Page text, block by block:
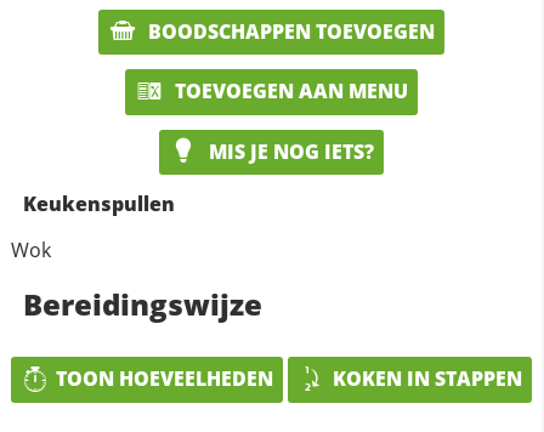
BOODSCHAPPEN TOEVOEGEN
TOEVOEGEN AAN MENU
MIS JE NOG IETS?
Keukenspullen
Wok
Bereidingswijze
TOON HOEVEELHEDEN KOKEN IN STAPPEN